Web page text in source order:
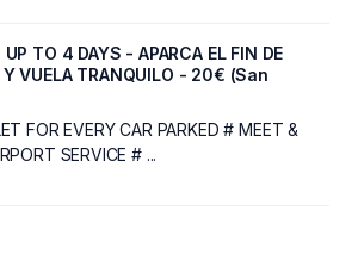
UP TO 4 DAYS - APARCA EL FIN DE
Y VUELA TRANQUILO - 20€ (San
FOR EVERY CAR PARKED # MEET &
SERVICE # ...